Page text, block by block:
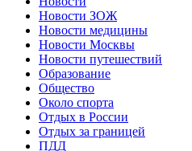
Новости ЗОЖ
Новости медицины
Новости Москвы
Новости путешествий
Образование
Общество
Около спорта
Отдых в России
Отдых за границей
ПДД